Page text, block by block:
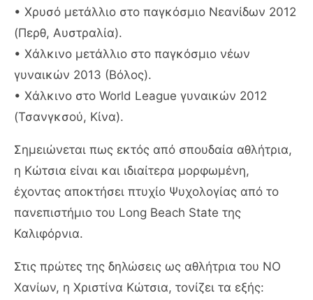
• Χρυσό μετάλλιο στο παγκόσμιο Νεανίδων 2012
(Περθ, Αυστραλία).
• Χάλκινο μετάλλιο στο παγκόσμιο νέων
γυναικών 2013 (Βόλος).
• Χάλκινο στο World League γυναικών 2012
(Τσανγκσού, Κίνα).
Σημειώνεται πως εκτός από σπουδαία αθλήτρια,
η Κώτσια είναι και ιδιαίτερα μορφωμένη,
έχοντας αποκτήσει πτυχίο Ψυχολογίας από το
πανεπιστήμιο του Long Beach State της
Καλιφόρνια.
Στις πρώτες της δηλώσεις ως αθλήτρια του ΝΟ
Χανίων, η Χριστίνα Κώτσια, τονίζει τα εξής: